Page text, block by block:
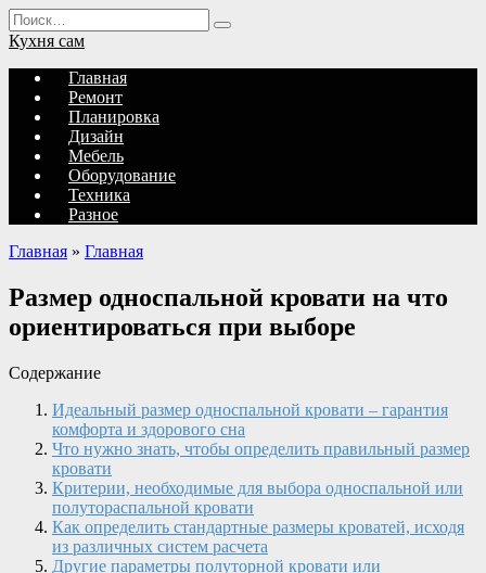
Перейти
к
содержанию
Search
for:
Кухня сам
Главная
Ремонт
Планировка
Дизайн
Мебель
Оборудование
Техника
Разное
Главная » Главная
Размер односпальной кровати на что
ориентироваться при выборе
Содержание
Идеальный размер односпальной кровати – гарантия
комфорта и здорового сна
Что нужно знать, чтобы определить правильный размер
кровати
Критерии, необходимые для выбора односпальной или
полутораспальной кровати
Как определить стандартные размеры кроватей, исходя
из различных систем расчета
Другие параметры полуторной кровати или